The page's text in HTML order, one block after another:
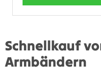
Schnellkauf
Armbändern